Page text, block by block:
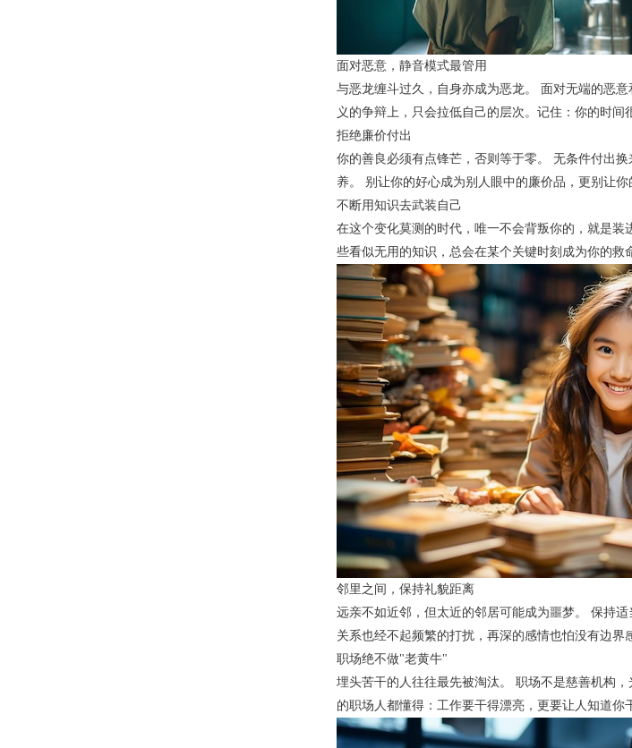
面对恶意，静音模式最管用
与恶龙缠斗过久，自身亦成为恶龙。 面对无端的恶
义的争辩上，只会拉低自己的层次。记住：你的时间
拒绝廉价付出
你的善良必须有点锋芒，否则等于零。 无条件付出
养。 别让你的好心成为别人眼中的廉价品，更别让你
不断用知识去武装自己
在这个变化莫测的时代，唯一不会背叛你的，就是
些看似无用的知识，总会在某个关键时刻成为你的救
邻里之间，保持礼貌距离
远亲不如近邻，但太近的邻居可能成为噩梦。 保持
关系也经不起频繁的打扰，再深的感情也怕没有边界
职场绝不做"老黄牛"
埋头苦干的人往往最先被淘汰。 职场不是慈善机构
的职场人都懂得：工作要干得漂亮，更要让人知道你